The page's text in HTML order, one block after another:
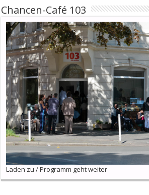
Chancen-Café 103
Laden zu / Programm geht weiter